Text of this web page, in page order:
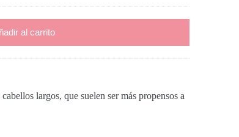
al carrito
largos, que suelen ser más propensos a